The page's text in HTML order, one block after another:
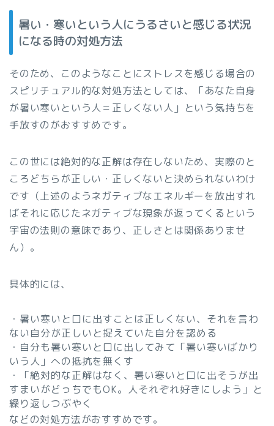
暑い・寒いという人にうるさいと感じる状況
になる時の対処方法
そのため、このようなことにストレスを感じる場合の
スピリチュアル的な対処方法としては、「あなた自身
が暑い寒いという人＝正しくない人」という気持ちを
手放すのがおすすめです。
この世には絶対的な正解は存在しないため、実際のと
ころどちらが正しい・正しくないと決められないわけ
です（上述のようネガティブなエネルギーを放出すれ
ばそれに応じたネガティブな現象が返ってくるという
宇宙の法則の意味であり、正しさとは関係ありませ
ん）。
具体的には、
・暑い寒いと口に出すことは正しくない、それを言わ
ない自分が正しいと捉えていた自分を認める
・自分も暑い寒いと口に出してみて「暑い寒いばかり
いう人」への抵抗を無くす
・「絶対的な正解はなく、暑い寒いと口に出そうが出
すまいがどっちでもOK。人それぞれ好きにしよう」と
繰り返しつぶやく
などの対処方法がおすすめです。